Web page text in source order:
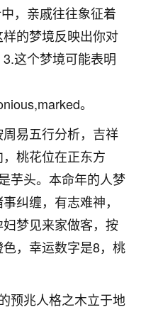
，亲戚往往象征着
的梦境反映出你对
这个梦境可能表明
。
易五行分析，吉祥
桃花位在正东方
芋头。本命年的人梦
纠缠，有志难神，
梦见来家做客，按
，幸运数字是8，桃
预兆人格之木立于地
9
给个联系方式的啊？
12
15
我奶奶做超度，她今年
离世，刚开始我经常